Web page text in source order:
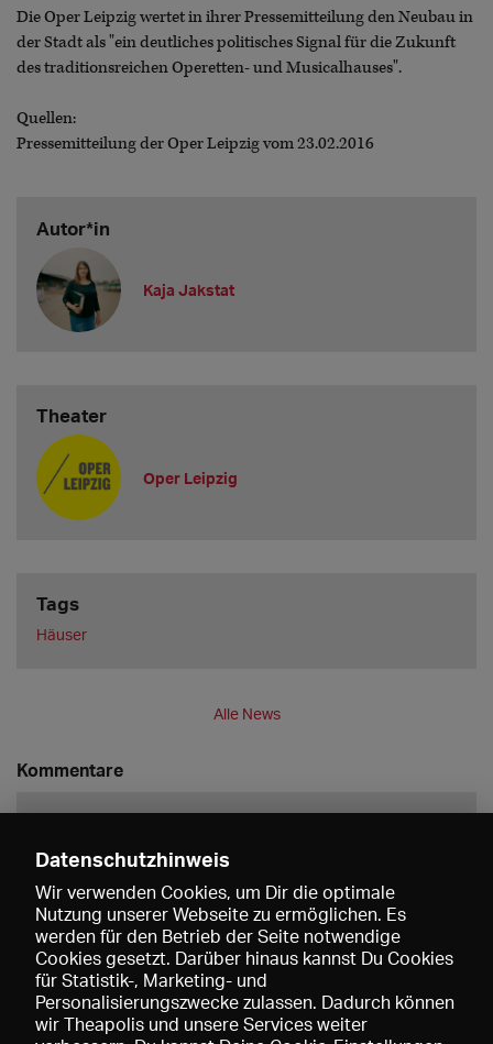
Die Oper Leipzig wertet in ihrer Pressemitteilung den Neubau in
der Stadt als "ein deutliches politisches Signal für die Zukunft
des traditionsreichen Operetten- und Musicalhauses".
Quellen:
Pressemitteilung der Oper Leipzig vom 23.02.2016
Autor*in
Kaja Jakstat
Theater
Oper Leipzig
Tags
Häuser
Alle News
Kommentare
Speichern
Datenschutzhinweis
Wir verwenden Cookies, um Dir die optimale
Nutzung unserer Webseite zu ermöglichen. Es
werden für den Betrieb der Seite notwendige
Cookies gesetzt. Darüber hinaus kannst Du Cookies
für Statistik-, Marketing- und
Personalisierungszwecke zulassen. Dadurch können
wir Theapolis und unsere Services weiter